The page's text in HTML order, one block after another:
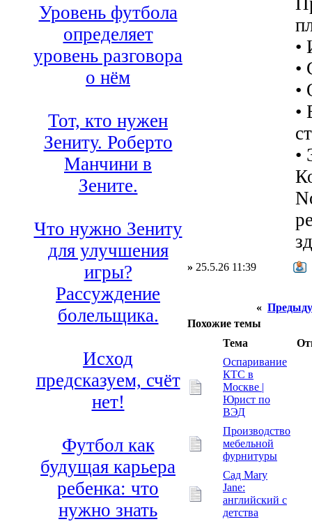
Уровень футбола
определяет
уровень разговора
о нём
Тот, кто нужен
Зениту. Роберто
Манчини в
Зените.
Что нужно Зениту
для улучшения
игры?
Рассуждение
болельщика.
Исход
предсказуем, счёт
нет!
Футбол как
будущая карьера
ребенка: что
нужно знать
•
•
•
•
•
» 25.5.26 11:39
«
Похожие темы
Тема
Оспаривание
КТС в
Москве |
Юрист по
ВЭД
Производство
мебельной
фурнитуры
Сад Mary
Jane:
английский с
детства